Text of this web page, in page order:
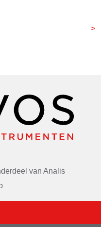
van Analis